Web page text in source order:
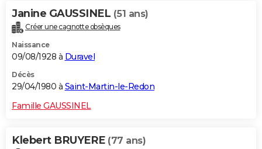
Janine GAUSSINEL (51 ans)
Créer une cagnotte obsèques
Naissance
09/08/1928 à Duravel
Décès
29/04/1980 à Saint-Martin-le-Redon
Famille GAUSSINEL
Klebert BRUYERE (77 ans)